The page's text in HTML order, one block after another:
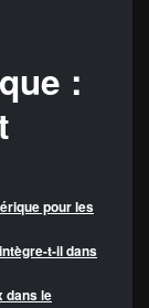
:
pour les
t-il dans
dans le